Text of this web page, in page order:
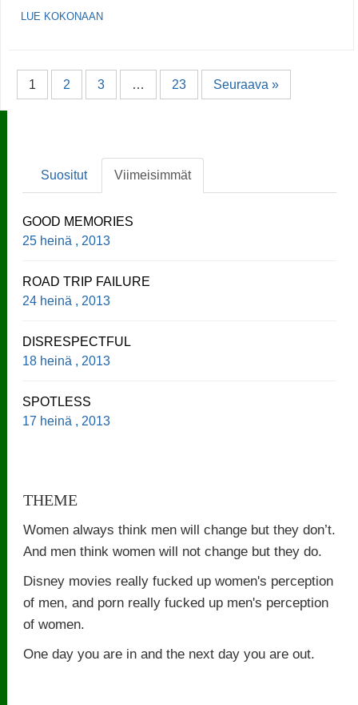
LUE KOKONAAN
1 2 3 … 23 Seuraava »
Suositut Viimeisimmät
GOOD MEMORIES
25 heinä , 2013
ROAD TRIP FAILURE
24 heinä , 2013
DISRESPECTFUL
18 heinä , 2013
SPOTLESS
17 heinä , 2013
THEME
Women always think men will change but they don’t.
And men think women will not change but they do.
Disney movies really fucked up women's perception
of men, and porn really fucked up men's perception
of women.
One day you are in and the next day you are out.